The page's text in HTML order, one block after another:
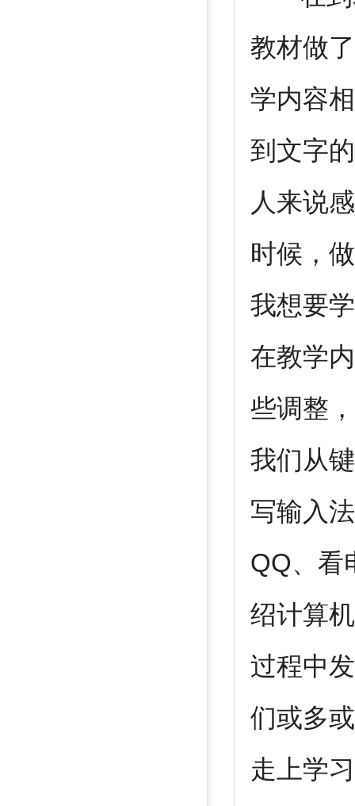
教材做
学内容
到文字
人来说
时候，
我想要
在教学
些调整
我们从
写输入
QQ、看
绍计算
过程中
们或多
走上学